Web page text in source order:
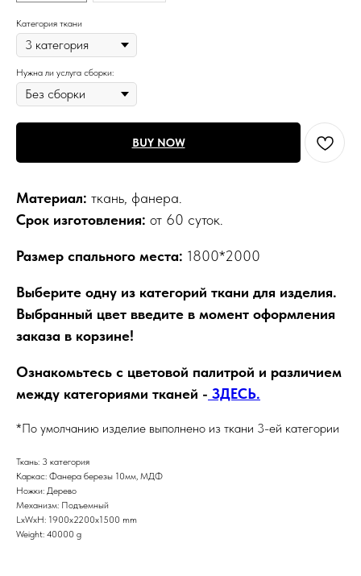
Категория ткани
Нужна ли услуга сборки:
BUY NOW
Материал: ткань, фанера.
Срок изготовления: от 60 суток.
Размер спального места: 1800*2000
Выберите одну из категорий ткани для изделия.
Выбранный цвет введите в момент оформления
заказа в корзине!
Ознакомьтесь с цветовой палитрой и различием
между категориями тканей - ЗДЕСЬ.
*По умолчанию изделие выполнено из ткани 3-ей категории
Ткань: 3 категория
Каркас: Фанера березы 10мм, МДФ
Ножки: Дерево
Механизм: Подъемный
LxWxH: 1900x2200x1500 mm
Weight: 40000 g